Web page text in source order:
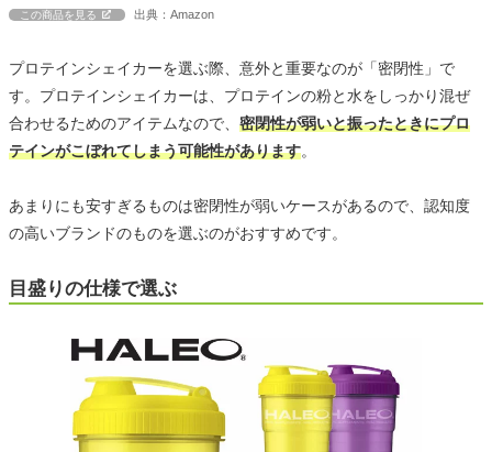
この商品を見る 出典：Amazon
プロテインシェイカーを選ぶ際、意外と重要なのが「密閉性」で
す。プロテインシェイカーは、プロテインの粉と水をしっかり混ぜ
合わせるためのアイテムなので、 密閉性が弱いと振ったときにプロ
テインがこぼれてしまう可能性があります。
あまりにも安すぎるものは密閉性が弱いケースがあるので、認知度
の高いブランドのものを選ぶのがおすすめです。
目盛りの仕様で選ぶ